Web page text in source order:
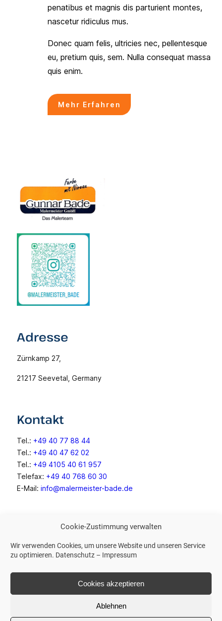
Cookie-Zustimmung verwalten
Wir verwenden Cookies, um unsere Website und unseren Service
zu optimieren. Datenschutz – Impressum
Cookies akzeptieren
Ablehnen
penatibus et magnis dis parturient montes,
nascetur ridiculus mus.
Donec quam felis, ultricies nec, pellentesque
eu, pretium quis, sem. Nulla consequat massa
quis enim.
Mehr Erfahren
Adresse
Zürnkamp 27,
21217 Seevetal, Germany
Kontakt
Tel.: +49 40 77 88 44
Tel.: +49 40 47 62 02
Tel.: +49 4105 40 61 957
Telefax: +49 40 768 60 30
E-Mail: info@malermeister-bade.de
Weitere Links
Impressum